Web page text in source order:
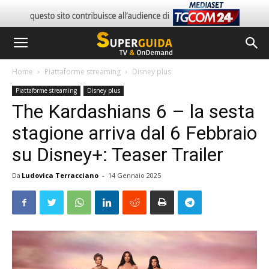
Home Piattaforme streaming Disney plus
Piattaforme streaming Disney plus
The Kardashians 6 – la sesta
stagione arriva dal 6 Febbraio
su Disney+: Teaser Trailer
Da Ludovica Terracciano - 14 Gennaio 2025